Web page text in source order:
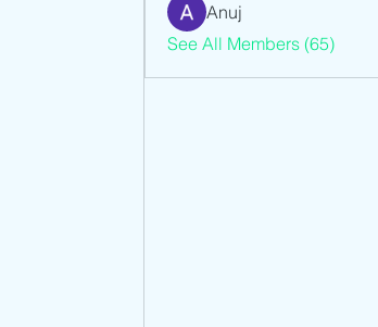
Anuj
See All Members (65)